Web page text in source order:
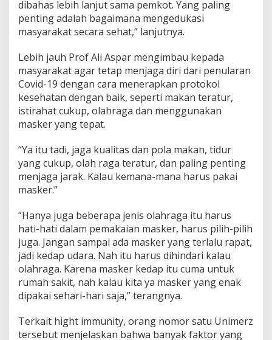
dibahas lebih lanjut sama pemkot. Yang paling
penting adalah bagaimana mengedukasi
masyarakat secara sehat,” lanjutnya.
Lebih jauh Prof Ali Aspar mengimbau kepada
masyarakat agar tetap menjaga diri dari penularan
Covid-19 dengan cara menerapkan protokol
kesehatan dengan baik, seperti makan teratur,
istirahat cukup, olahraga dan menggunakan
masker yang tepat.
“Ya itu tadi, jaga kualitas dan pola makan, tidur
yang cukup, olah raga teratur, dan paling penting
menjaga jarak. Kalau kemana-mana harus pakai
masker.”
“Hanya juga beberapa jenis olahraga itu harus
hati-hati dalam pemakaian masker, harus pilih-pilih
juga. Jangan sampai ada masker yang terlalu rapat,
jadi kedap udara. Nah itu harus dihindari kalau
olahraga. Karena masker kedap itu cuma untuk
rumah sakit, nah kalau kita ya masker yang enak
dipakai sehari-hari saja,” terangnya.
Terkait hight immunity, orang nomor satu Unimerz
tersebut menjelaskan bahwa banyak faktor yang